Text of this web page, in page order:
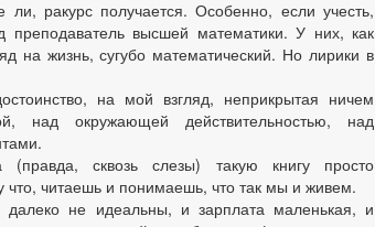
ли, ракурс получается. Особенно, если учесть,
преподаватель высшей математики. У них, как
на жизнь, сугубо математический. Но лирики в
на мой взгляд, неприкрытая ничем
над окружающей действительностью, над
(правда, сквозь слезы) такую книгу просто
что, читаешь и понимаешь, что так мы и живем.
далеко не идеальны, и зарплата маленькая, и